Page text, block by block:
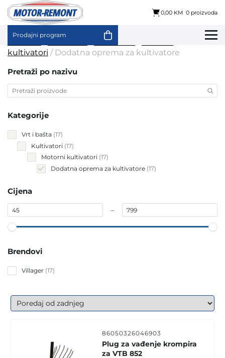
content
0,00 KM 0 proizvoda
Prodajni program
Početna Vrt i bašta Kultivatori
kultivatori / Dodatna oprema za kultivatore
Pretraži po nazivu
Kategorije
Vrt i bašta 1717
Kultivatori 1717
products
Motorni kultivatori 1717
products
Dodatna oprema za kultivatore 1717
Cijena
–
Brendovi
Villager 1717
86050326046903
Plug za vađenje krompira
za VTB 852